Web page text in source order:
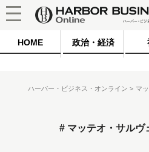
HOME 政治・経済
ハーバー・ビジネス・オンライン マ
マッテオ・サルヴ